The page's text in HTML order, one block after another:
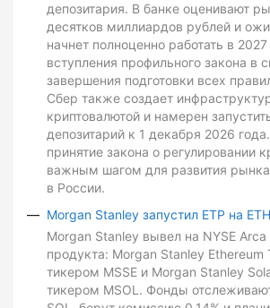
депозитария. В банке оценивают
десятков миллиардов рублей и
начнет полноценно работать в
вступления профильного закона в
завершения подготовки всех
Сбер также создает
криптовалютой и намерен
депозитарий к 1 декабря 2026
принятие закона о регулировании
важным шагом для развития рынка
в России.
Morgan Stanley запустил ETP на
Morgan Stanley вывел на NYSE
продукта: Morgan Stanley Ethereum
тикером MSSE и Morgan Stanley
тикером MSOL. Фонды